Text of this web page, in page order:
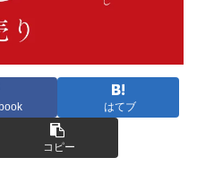
はてブ
コピー